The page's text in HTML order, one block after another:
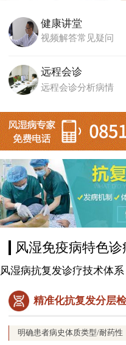
健康讲堂
视频解答常见疑问
远程会诊
远程会诊分析病情
风湿免疫病特色诊
风湿病抗复发诊疗技术体系
精准化抗复发分层
明确患者病史体质类型/耐药性